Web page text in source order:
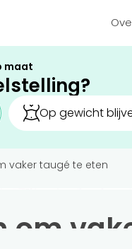
maat
Op gewicht
vaker taugé te eten
om